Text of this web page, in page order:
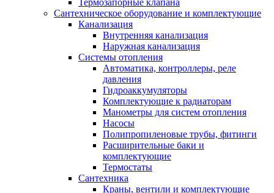
Термозапорные клапана
Сантехническое оборудование и комплектующие
Канализация
Внутренняя канализация
Наружная канализация
Системы отопления
Автоматика, контроллеры, реле
давления
Гидроаккумуляторы
Комплектующие к радиаторам
Манометры для систем отопления
Насосы
Полипропиленовые трубы, фитинги
Расширительные баки и
комплектующие
Термостаты
Сантехника
Краны, вентили и комплектующие